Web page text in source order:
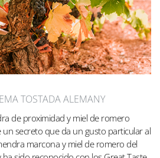
TOSTADA ALEMANY
de proximidad y miel de romero
secreto que da un gusto particular al
marcona y miel de romero del